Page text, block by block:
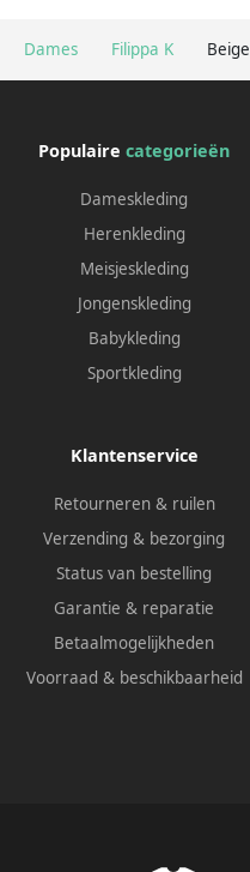
Dames Filippa K Beige
Populaire categorieën
Dameskleding
Herenkleding
Meisjeskleding
Jongenskleding
Babykleding
Sportkleding
Klantenservice
Retourneren & ruilen
Verzending & bezorging
Status van bestelling
Garantie & reparatie
Betaalmogelijkheden
Voorraad & beschikbaarheid